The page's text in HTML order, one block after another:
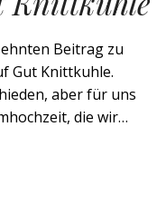
Beitrag zu
Gut Knittkuhle.
aber für uns
die wir…